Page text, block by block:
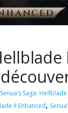
Saga: Hellblade
II Enhanced,